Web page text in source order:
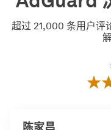
超过 21,000 条用户评